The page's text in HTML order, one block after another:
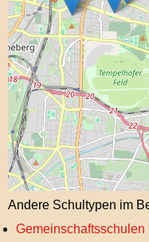
Andere Schultypen im
Gemeinschaftsschulen